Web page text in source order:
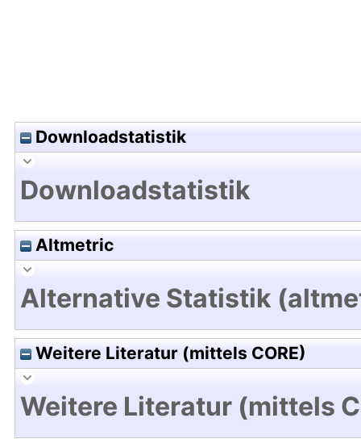
Downloadstatistik
Downloadstatistik
Altmetric
Alternative Statistik
Weitere Literatur (mittels CORE)
Weitere Literatur (mittels